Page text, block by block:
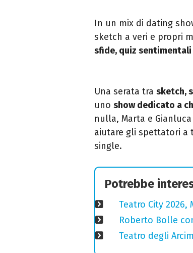
In un mix di dating
sketch a veri e propri
sfide, quiz
Una serata tra sketch,
uno show dedicato a
nulla, Marta e
aiutare gli spettatori a
single.
Potrebbe
Teatro City
Roberto Bolle
Teatro degli